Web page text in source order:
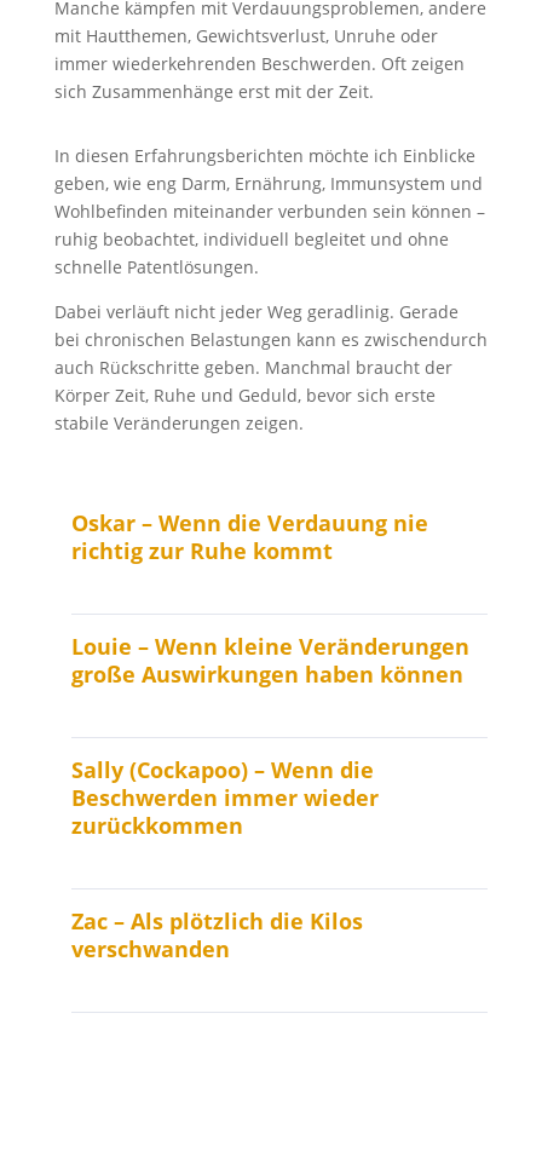
Manche kämpfen mit Verdauungsproblemen, andere
mit Hautthemen, Gewichtsverlust, Unruhe oder
immer wiederkehrenden Beschwerden. Oft zeigen
sich Zusammenhänge erst mit der Zeit.
In diesen Erfahrungsberichten möchte ich Einblicke
geben, wie eng Darm, Ernährung, Immunsystem und
Wohlbefinden miteinander verbunden sein können –
ruhig beobachtet, individuell begleitet und ohne
schnelle Patentlösungen.
Dabei verläuft nicht jeder Weg geradlinig. Gerade
bei chronischen Belastungen kann es zwischendurch
auch Rückschritte geben. Manchmal braucht der
Körper Zeit, Ruhe und Geduld, bevor sich erste
stabile Veränderungen zeigen.
Oskar – Wenn die Verdauung nie
richtig zur Ruhe kommt
Louie – Wenn kleine Veränderungen
große Auswirkungen haben können
Sally (Cockapoo) – Wenn die
Beschwerden immer wieder
zurückkommen
Zac – Als plötzlich die Kilos
verschwanden